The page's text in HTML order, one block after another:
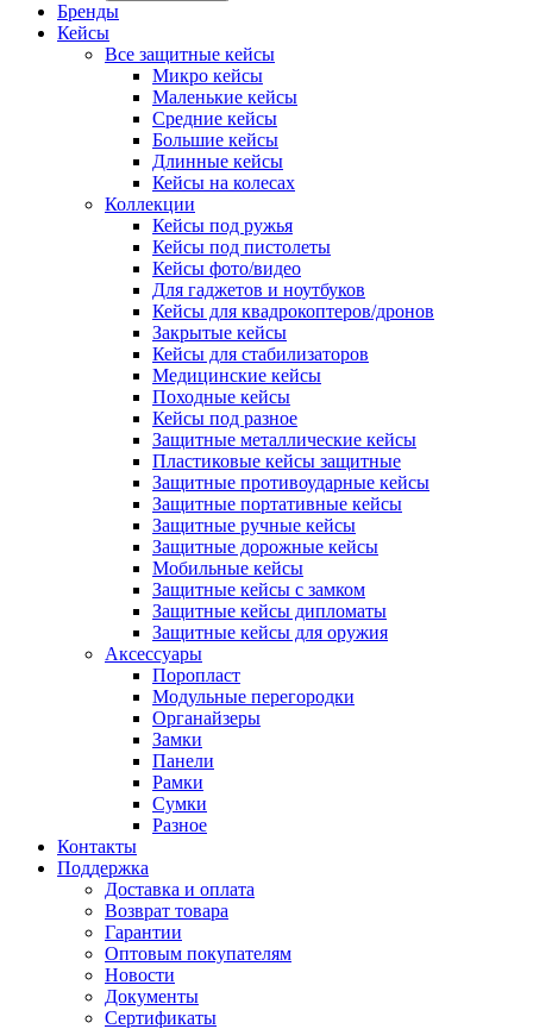
Бренды
Кейсы
Все защитные кейсы
Микро кейсы
Маленькие кейсы
Средние кейсы
Большие кейсы
Длинные кейсы
Кейсы на колесах
Коллекции
Кейсы под ружья
Кейсы под пистолеты
Кейсы фото/видео
Для гаджетов и ноутбуков
Кейсы для квадрокоптеров/дронов
Закрытые кейсы
Кейсы для стабилизаторов
Медицинские кейсы
Походные кейсы
Кейсы под разное
Защитные металлические кейсы
Пластиковые кейсы защитные
Защитные противоударные кейсы
Защитные портативные кейсы
Защитные ручные кейсы
Защитные дорожные кейсы
Мобильные кейсы
Защитные кейсы с замком
Защитные кейсы дипломаты
Защитные кейсы для оружия
Аксессуары
Поропласт
Модульные перегородки
Органайзеры
Замки
Панели
Рамки
Сумки
Разное
Контакты
Поддержка
Доставка и оплата
Возврат товара
Гарантии
Оптовым покупателям
Новости
Документы
Сертификаты